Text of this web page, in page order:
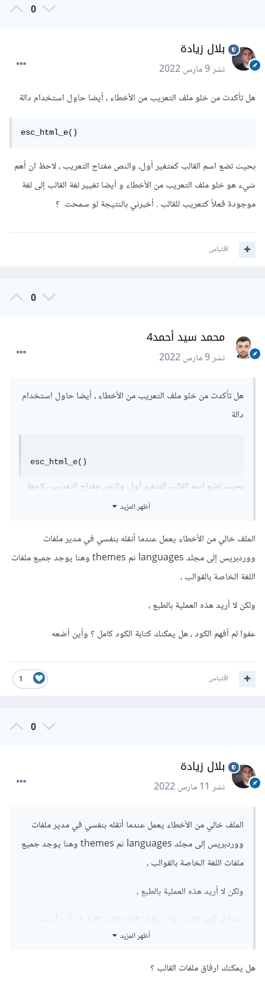
0
بلال زيادة
نشر9 مارس 2022
هل تأكدت من خلو ملف التعريب من الأخطاء ، أيضا حاول استخدام دالة
esc_html_e()
بحيث تضع اسم القالب كمتغير أول، والنص مفتاح التعريب ، لاحظ ان أهم
شيء هو خلو ملف التعريب من الأخطاء و أيضا تغيير لغة القالب إلى لغة
موجودة فعلاً كتعريب للقالب . أخبرني بالنتيجة لو سمحت ؟
اقتباس
0
محمد سيد أحمد4
نشر9 مارس 2022
هل تأكدت من خلو ملف التعريب من الأخطاء ، أيضا حاول استخدام
دالة
esc_html_e()
بحيث تضع اسم القالب كمتغير أول، والنص مفتاح التعريب ، لاحظ
ان أهم شيء هو خلو ملف التعريب من الأخطاء و أيضا تغيير لغة
سمحت ؟
أظهر المزيد
الملف خالي من الأخطاء يعمل عندما أنقله بنفسي في مدير ملفات
ووردبريس إلى مجلد languages ثم themes وهنا يوجد جميع ملفات
اللغة الخاصة بالقوالب ،
ولكن لا أريد هذه العملية بالطبع ،
عفوا لم أفهم الكود ، هل يمكنك كتابة الكود كامل ؟ وأين أضعه
1 اقتباس
0
بلال زيادة
نشر11 مارس 2022
الملف خالي من الأخطاء يعمل عندما أنقله بنفسي في مدير ملفات
ووردبريس إلى مجلد languages ثم themes وهنا يوجد جميع
ملفات اللغة الخاصة بالقوالب ،
ولكن لا أريد هذه العملية بالطبع ،
عفوا لم أفهم الكود ، هل يمكنك كتابة الكود كامل ؟ وأين أضعه
أظهر المزيد
هل يمكنك ارفاق ملفات القالب ؟